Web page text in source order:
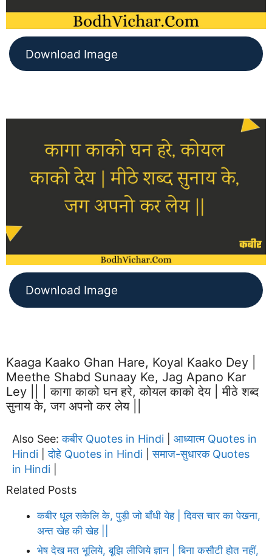
Download Image
Download Image
Kaaga Kaako Ghan Hare, Koyal Kaako Dey |
Meethe Shabd Sunaay Ke, Jag Apano Kar
Ley || | कागा काको घन हरे, कोयल काको देय | मीठे शब्द
सुनाय के, जग अपनो कर लेय ||
Also See:कबीर Quotes in Hindi
आध्यात्म Quotes in
Hindi |दोहे Quotes in Hindi |समाज-सुधारक Quotes
in Hindi
Related Posts
कबीर धूल सकेलि के, पुड़ी जो बाँधी येह | दिवस चार का पेखना,
अन्त खेह की खेह ||
भेष देख मत भूलिये, बूझि लीजिये ज्ञान | बिना कसौटी होत नहीं,